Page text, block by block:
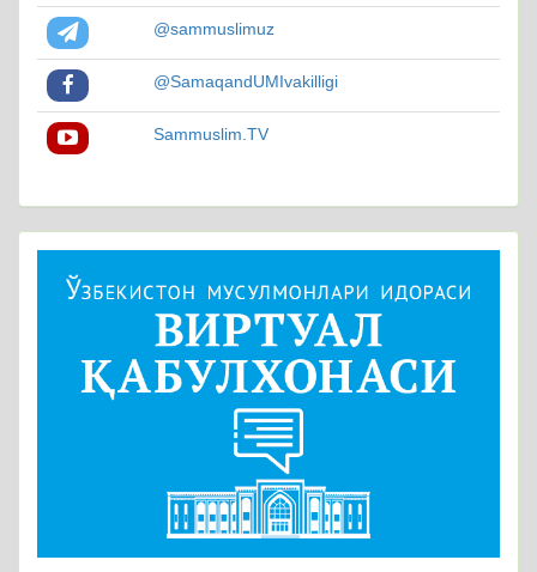
@sammuslimuz
@SamaqandUMIvakilligi
Sammuslim.TV